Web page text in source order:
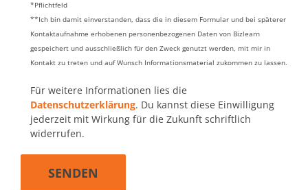
*Pflichtfeld
**Ich bin damit einverstanden, dass die in diesem Formular und bei späterer
Kontaktaufnahme erhobenen personenbezogenen Daten von Bizlearn
gespeichert und ausschließlich für den Zweck genutzt werden, mit mir in
Kontakt zu treten und auf Wunsch Informationsmaterial zukommen zu lassen.
Für weitere Informationen lies die
Datenschutzerklärung. Du kannst diese Einwilligung
jederzeit mit Wirkung für die Zukunft schriftlich
widerrufen.